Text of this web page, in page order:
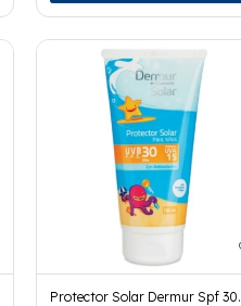
Protector Solar Dermur Spf 30.